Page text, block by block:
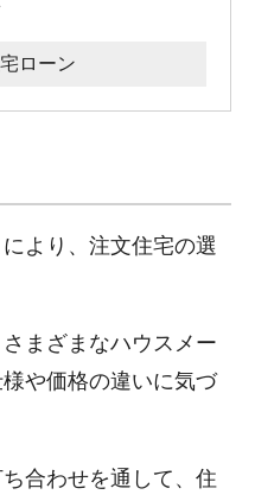
ローン
より、注文住宅の選
まざまなハウスメー
や価格の違いに気づ
合わせを通して、住